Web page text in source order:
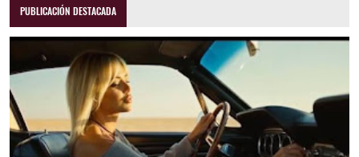
PUBLICACIÓN DESTACADA